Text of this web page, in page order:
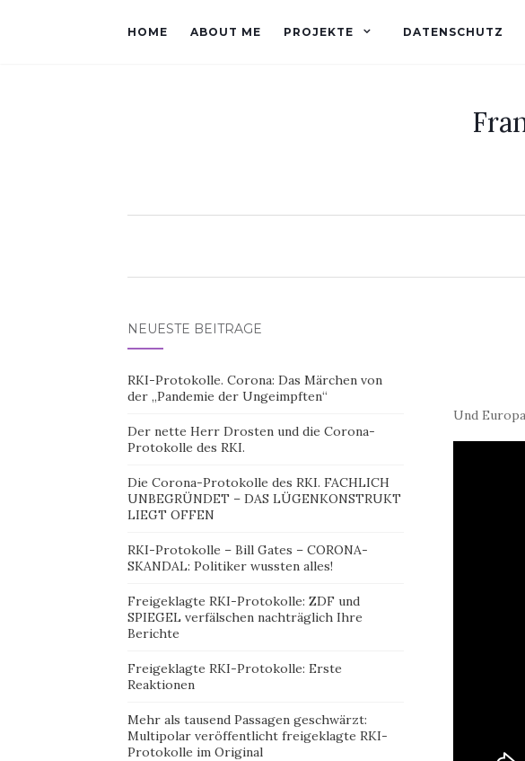
HOME ABOUT ME PROJEKTE DATENSCHUTZ
Und
NEUESTE BEITRÄGE
RKI-Protokolle. Corona: Das Märchen von
der „Pandemie der Ungeimpften“
Der nette Herr Drosten und die Corona-
Protokolle des RKI.
Die Corona-Protokolle des RKI. FACHLICH
UNBEGRÜNDET – DAS LÜGENKONSTRUKT
LIEGT OFFEN
RKI-Protokolle – Bill Gates – CORONA-
SKANDAL: Politiker wussten alles!
Freigeklagte RKI-Protokolle: ZDF und
SPIEGEL verfälschen nachträglich Ihre
Berichte
Freigeklagte RKI-Protokolle: Erste
Reaktionen
Mehr als tausend Passagen geschwärzt:
Multipolar veröffentlicht freigeklagte RKI-
Protokolle im Original